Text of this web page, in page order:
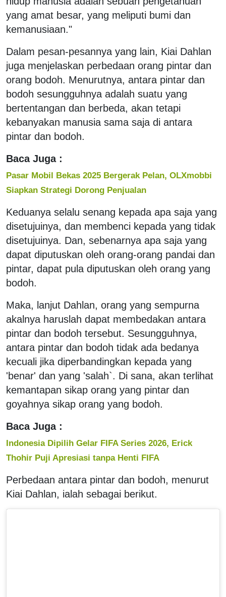
yang amat besar, yang meliputi bumi dan
kemanusiaan."
Dalam pesan-pesannya yang lain, Kiai Dahlan
juga menjelaskan perbedaan orang pintar dan
orang bodoh. Menurutnya, antara pintar dan
bodoh sesungguhnya adalah suatu yang
bertentangan dan berbeda, akan tetapi
kebanyakan manusia sama saja di antara
pintar dan bodoh.
Baca Juga :
Pasar Mobil Bekas 2025 Bergerak Pelan, OLXmobbi
Siapkan Strategi Dorong Penjualan
Keduanya selalu senang kepada apa saja yang
disetujuinya, dan membenci kepada yang tidak
disetujuinya. Dan, sebenarnya apa saja yang
dapat diputuskan oleh orang-orang pandai dan
pintar, dapat pula diputuskan oleh orang yang
bodoh.
Maka, lanjut Dahlan, orang yang sempurna
akalnya haruslah dapat membedakan antara
pintar dan bodoh tersebut. Sesungguhnya,
antara pintar dan bodoh tidak ada bedanya
kecuali jika diperbandingkan kepada yang
'benar' dan yang 'salah`. Di sana, akan terlihat
kemantapan sikap orang yang pintar dan
goyahnya sikap orang yang bodoh.
Baca Juga :
Indonesia Dipilih Gelar FIFA Series 2026, Erick
Thohir Puji Apresiasi tanpa Henti FIFA
Perbedaan antara pintar dan bodoh, menurut
Kiai Dahlan, ialah sebagai berikut.